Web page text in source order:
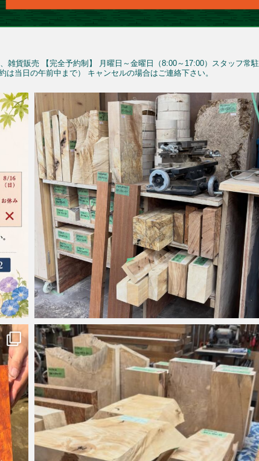
雑貨販売 【完全予約制】 月曜日～金曜日（8:00～17:00）スタッフ常駐
は当日の午前中まで） キャンセルの場合はご連絡下さい。